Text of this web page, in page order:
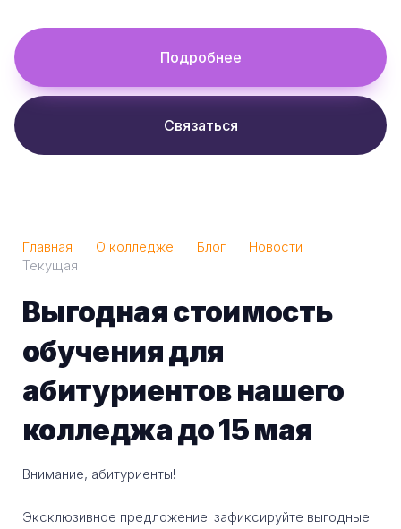
Подробнее
Связаться
Главная О колледже Блог
Новости
Текущая
Выгодная стоимость
обучения для
абитуриентов нашего
колледжа до 15 мая
Внимание, абитуриенты!
Эксклюзивное предложение: зафиксируйте выгодные